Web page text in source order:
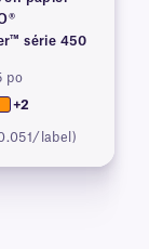
série 450
po
+2
label)